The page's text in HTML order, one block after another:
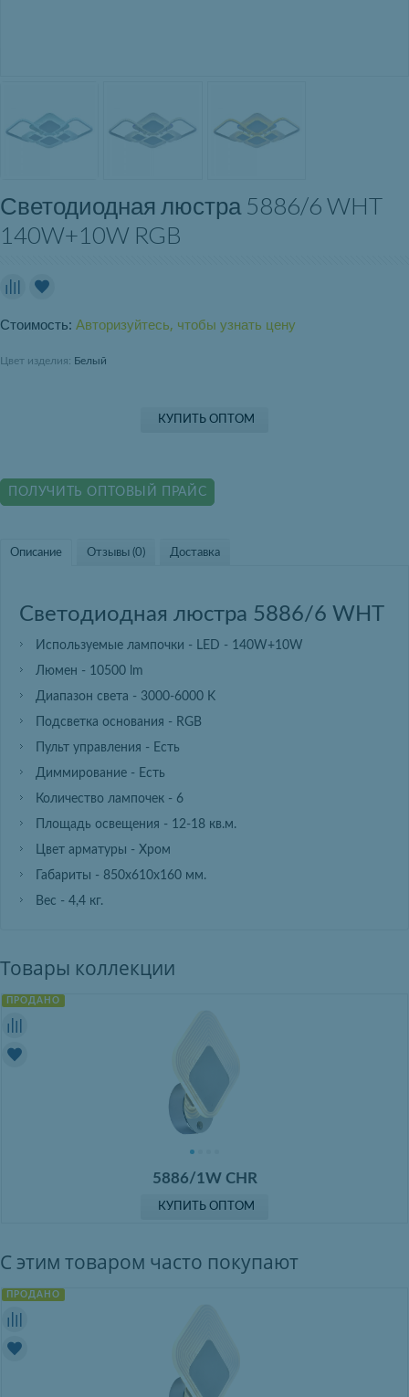
Светодиодная люстра 5886/6 WHT
140W+10W RGB
Стоимость: Авторизуйтесь, чтобы узнать цену
Цвет изделия: Белый
КУПИТЬ ОПТОМ
ПОЛУЧИТЬ ОПТОВЫЙ ПРАЙС
Описание Отзывы (0) Доставка
Светодиодная люстра 5886/6 WHT
Используемые лампочки - LED - 140W+10W
Люмен - 10500 lm
Диапазон света - 3000-6000 K
Подсветка основания - RGB
Пульт управления - Есть
Диммирование - Есть
Количество лампочек - 6
Площадь освещения - 12-18 кв.м.
Цвет арматуры - Хром
Габариты - 850х610х160 мм.
Вес - 4,4 кг.
Товары коллекции
ПРОДАНО
5886/1W CHR
КУПИТЬ ОПТОМ
С этим товаром часто покупают
ПРОДАНО